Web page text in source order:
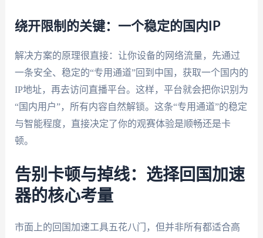
绕开限制的关键：一个稳定的国内IP
解决方案的原理很直接：让你设备的网络流量，先通过
一条安全、稳定的“专用通道”回到中国，获取一个国内的
IP地址，再去访问直播平台。这样，平台就会把你识别为
“国内用户”，所有内容自然解锁。这条“专用通道”的稳定
与智能程度，直接决定了你的观赛体验是顺畅还是卡
顿。
告别卡顿与掉线：选择回国加速
器的核心考量
市面上的回国加速工具五花八门，但并非所有都适合高